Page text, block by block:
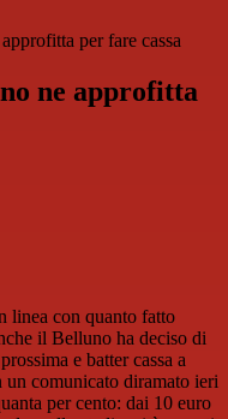
per fare cassa
ne approfitta
linea con quanto fatto
il Belluno ha deciso di
e batter cassa a
comunicato diramato ieri
per cento: dai 10 euro